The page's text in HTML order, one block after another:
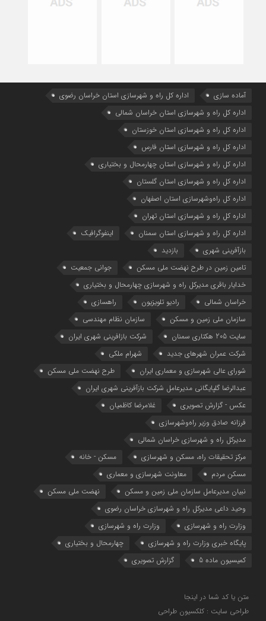
آماده سازی
اداره كل راه و شهرسازي استان خراسان رضوي
اداره كل راه و شهرسازي استان خراسان شمالي
اداره كل راه و شهرسازي استان خوزستان
اداره كل راه و شهرسازي استان فارس
اداره كل راه و شهرسازي استان چهارمحال و بختياري
اداره كل راه و شهرسازي استان گلستان
اداره كل راه‌و‌شهرسازي استان اصفهان
اداره کل راه و شهرسازی استان تهران
اداره کل راه و شهرسازی استان سمنان
اینفوگرافیک
بازآفرینی شهری
بازدید
تامین زمین در طرح نهضت ملی مسکن
جوانی جمعیت
خدایار باقری مدیرکل راه و شهرسازی چهارمحال و بختیاری
خراسان شمالی
رادیو تلویزیون
راهسازی
سازمان ملی زمین و مسکن
سازمان نظام مهندسی
سایت 205 هکتاری سمنان
شرکت بازافرینی شهری ایران
شرکت عمران شهرهای جدید
شهرام ملکی
شوراي عالي شهرسازی و معماري ايران
طرح نهضت ملی مسکن
عبدالرضا گلپایگانی مدیرعامل شرکت بازآفرینی شهری ایران
عکس - گزارش تصویری
غلامرضا کاظمیان
فرزانه صادق وزیر راه‌وشهرسازی
مدیرکل راه و شهرسازی خراسان شمالی
مرکز تحقیقات راه، مسکن و شهرسازی
مسکن - خانه
مسکن مردم
معاونت شهرسازي و معماري
نبیان مدیرعامل سازمان ملی زمین و مسکن
نهضت ملی مسکن
وحید داعی مدیرکل راه و شهرسازی خراسان رضوی
وزارت راه و شهرسازي
وزارت راه و شهرسازی
پایگاه خبری وزارت راه و شهرسازی
چهارمحال و بختیاری
کمیسیون ماده 5
گزارش تصویری
متن یا کد شما در اینجا
طراحی سایت : کلکسیون طراحی